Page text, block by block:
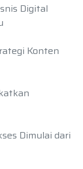
Digital
Konten
Dimulai dari